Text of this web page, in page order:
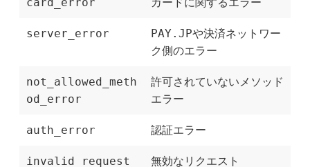
server_error
PAY.JPや決済ネットワー
ク側のエラー
not_allowed_meth
od_error
許可されていないメソッド
エラー
auth_error 認証エラー
invalid_request_
無効なリクエスト